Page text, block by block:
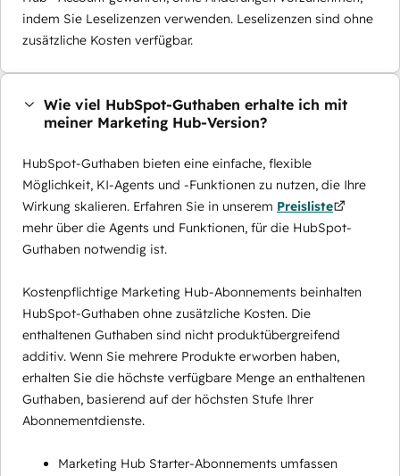
indem Sie Leselizenzen verwenden. Leselizenzen sind ohne
zusätzliche Kosten verfügbar.
Wie viel HubSpot-Guthaben erhalte ich mit
meiner Marketing Hub-Version?
HubSpot-Guthaben bieten eine einfache, flexible
Möglichkeit, KI-Agents und -Funktionen zu nutzen, die Ihre
Wirkung skalieren. Erfahren Sie in unserem Preisliste
mehr über die Agents und Funktionen, für die HubSpot-
Guthaben notwendig ist.
Kostenpflichtige Marketing Hub-Abonnements beinhalten
HubSpot-Guthaben ohne zusätzliche Kosten. Die
enthaltenen Guthaben sind nicht produktübergreifend
additiv. Wenn Sie mehrere Produkte erworben haben,
erhalten Sie die höchste verfügbare Menge an enthaltenen
Guthaben, basierend auf der höchsten Stufe Ihrer
Abonnementdienste.
Marketing Hub Starter-Abonnements umfassen